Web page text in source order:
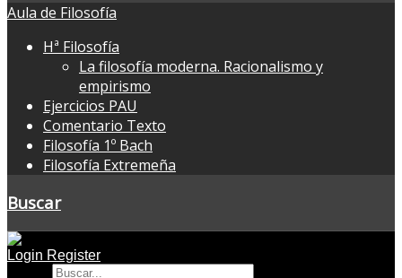
Aula de Filosofía
Hª Filosofía
La filosofía moderna. Racionalismo y
empirismo
Ejercicios PAU
Comentario Texto
Filosofía 1º Bach
Filosofía Extremeña
Buscar
Login Register